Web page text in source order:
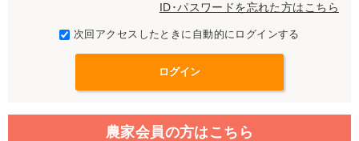
ID･パスワードを忘れた方はこちら
次回アクセスしたときに自動的にログインする
農家会員の方はこちら